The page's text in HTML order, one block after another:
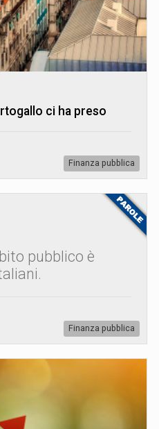
ci ha preso
Finanza pubblica
pubblico è
Finanza pubblica